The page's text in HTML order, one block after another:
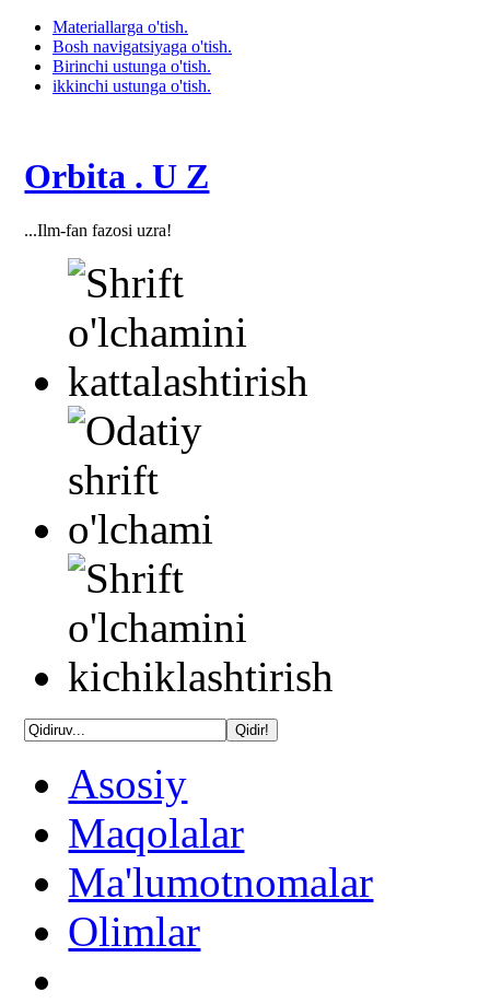
Materiallarga o'tish.
Bosh navigatsiyaga o'tish.
Birinchi ustunga o'tish.
ikkinchi ustunga o'tish.
Orbita . U Z
...Ilm-fan fazosi uzra!
Asosiy
Maqolalar
Ma'lumotnomalar
Olimlar